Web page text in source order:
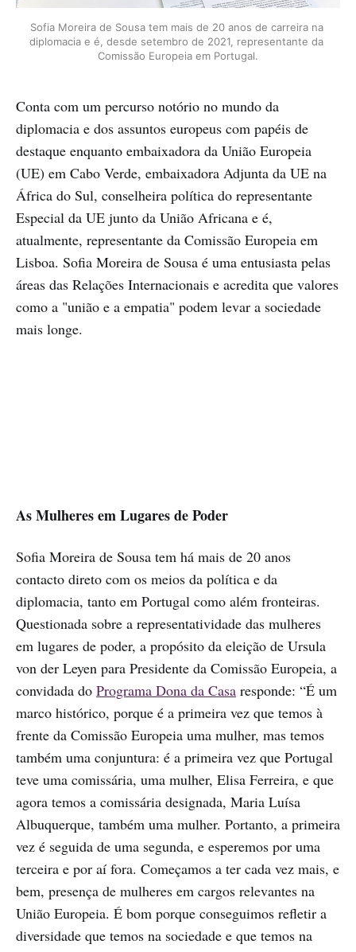
Sofia Moreira de Sousa tem mais de 20 anos de carreira na
diplomacia e é, desde setembro de 2021, representante da
Comissão Europeia em Portugal.
Conta com um percurso notório no mundo da
diplomacia e dos assuntos europeus com papéis de
destaque enquanto embaixadora da União Europeia
(UE) em Cabo Verde, embaixadora Adjunta da UE na
África do Sul, conselheira política do representante
Especial da UE junto da União Africana e é,
atualmente, representante da Comissão Europeia em
Lisboa. Sofia Moreira de Sousa é uma entusiasta pelas
áreas das Relações Internacionais e acredita que valores
como a "união e a empatia" podem levar a sociedade
mais longe.
As Mulheres em Lugares de Poder
Sofia Moreira de Sousa tem há mais de 20 anos
contacto direto com os meios da política e da
diplomacia, tanto em Portugal como além fronteiras.
Questionada sobre a representatividade das mulheres
em lugares de poder, a propósito da eleição de Ursula
von der Leyen para Presidente da Comissão Europeia, a
convidada do Programa Dona da Casa responde: “É um
marco histórico, porque é a primeira vez que temos à
frente da Comissão Europeia uma mulher, mas temos
também uma conjuntura: é a primeira vez que Portugal
teve uma comissária, uma mulher, Elisa Ferreira, e que
agora temos a comissária designada, Maria Luísa
Albuquerque, também uma mulher. Portanto, a primeira
vez é seguida de uma segunda, e esperemos por uma
terceira e por aí fora. Começamos a ter cada vez mais, e
bem, presença de mulheres em cargos relevantes na
União Europeia. É bom porque conseguimos refletir a
diversidade que temos na sociedade e que temos na